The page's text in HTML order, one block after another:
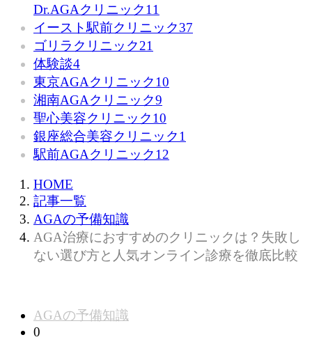
Dr.AGAクリニック11
イースト駅前クリニック37
ゴリラクリニック21
体験談4
東京AGAクリニック10
湘南AGAクリニック9
聖心美容クリニック10
銀座総合美容クリニック1
駅前AGAクリニック12
HOME
記事一覧
AGAの予備知識
AGA治療におすすめのクリニックは？失敗し
ない選び方と人気オンライン診療を徹底比較
AGAの予備知識
0